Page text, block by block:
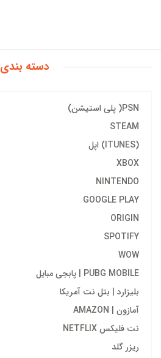
دسته بندی
PSN( پلی استیشن)
STEAM
(ITUNES) اپل
XBOX
NINTENDO
GOOGLE PLAY
ORIGIN
SPOTIFY
WOW
PUBG MOBILE | پابجی مبایل
بلیزارد | بتل نت آمریکا
آمازون | AMAZON
نت فلیکس NETFLIX
ریزر گلد